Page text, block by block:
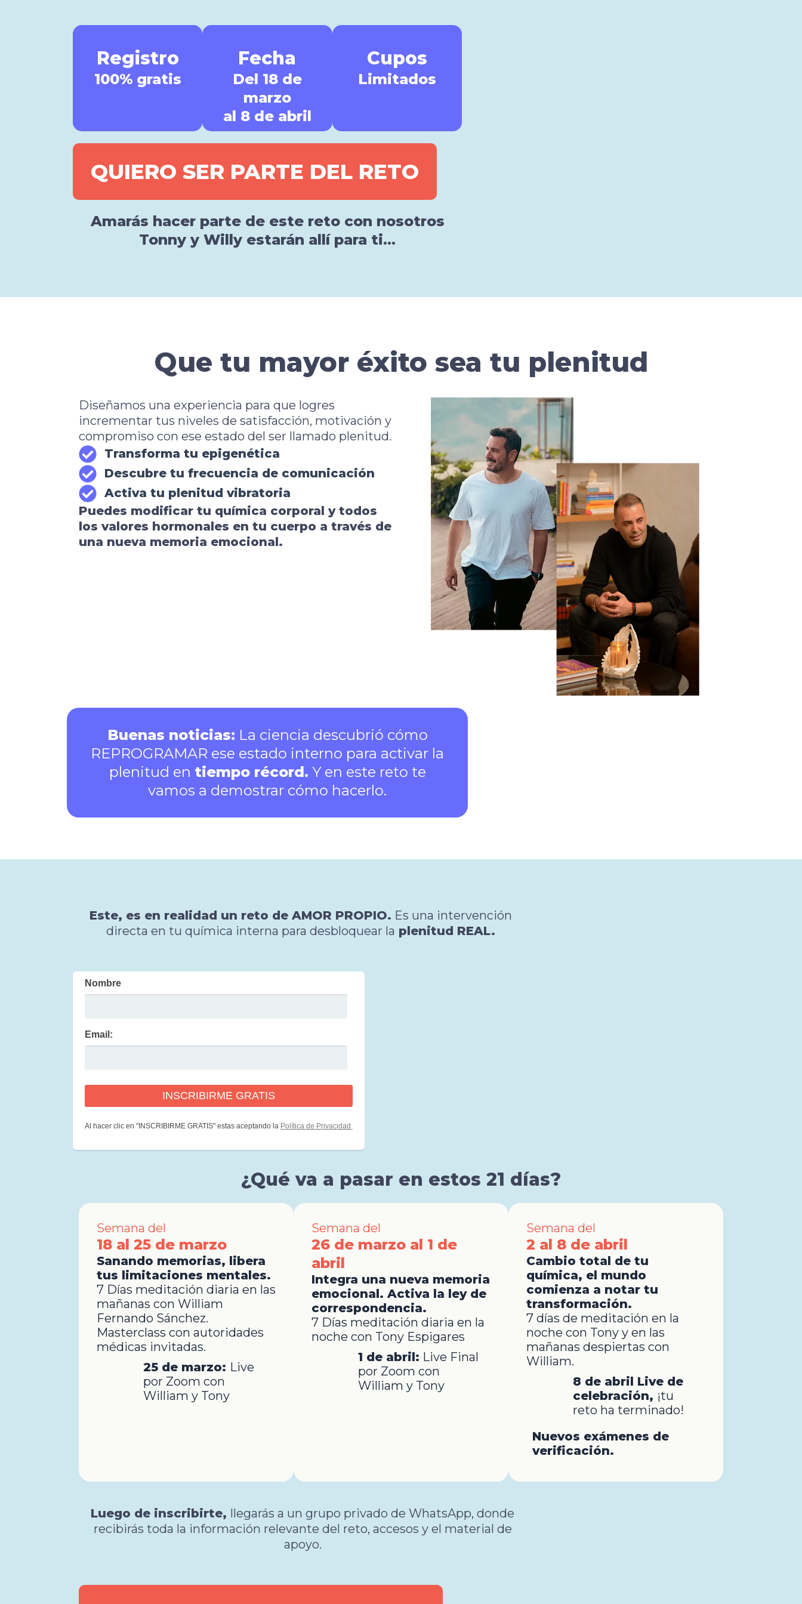
Registro
100% gratis
Fecha
Del 18 de
marzo
al 8 de abril
Cupos
Limitados
QUIERO SER PARTE DEL RETO
Amarás hacer parte de este reto con nosotros
Tonny y Willy estarán allí para ti…
Que tu mayor éxito sea tu plenitud
Diseñamos una experiencia para que logres
incrementar tus niveles de satisfacción, motivación y
compromiso con ese estado del ser llamado plenitud.
Transforma tu epigenética
Descubre tu frecuencia de comunicación
Activa tu plenitud vibratoria
Puedes modificar tu química corporal y todos
los valores hormonales en tu cuerpo a través de
una nueva memoria emocional.
Buenas noticias: La ciencia descubrió cómo
REPROGRAMAR ese estado interno para activar la
plenitud en tiempo récord. Y en este reto te
vamos a demostrar cómo hacerlo.
Este, es en realidad un reto de AMOR PROPIO. Es una intervención
directa en tu química interna para desbloquear la plenitud REAL.
Nombre
Email:
Al hacer clic en "INSCRIBIRME GRATIS" estas aceptando la Política de Privacidad
¿Qué va a pasar en estos 21 días?
Semana del
18 al 25 de marzo
Sanando memorias, libera
tus limitaciones mentales.
7 Días meditación diaria en las
mañanas con William
Fernando Sánchez.
Masterclass con autoridades
médicas invitadas.
25 de marzo: Live
por Zoom con
William y Tony
Semana del
26 de marzo al 1 de
abril
Integra una nueva memoria
emocional. Activa la ley de
correspondencia.
7 Días meditación diaria en la
noche con Tony Espigares
1 de abril: Live Final
por Zoom con
William y Tony
Semana del
2 al 8 de abril
Cambio total de tu
química, el mundo
comienza a notar tu
transformación.
7 días de meditación en la
noche con Tony y en las
mañanas despiertas con
William.
8 de abril Live de
celebración, ¡tu
reto ha terminado!
Nuevos exámenes de
verificación.
Luego de inscribirte, llegarás a un grupo privado de WhatsApp, donde
recibirás toda la información relevante del reto, accesos y el material de
apoyo.